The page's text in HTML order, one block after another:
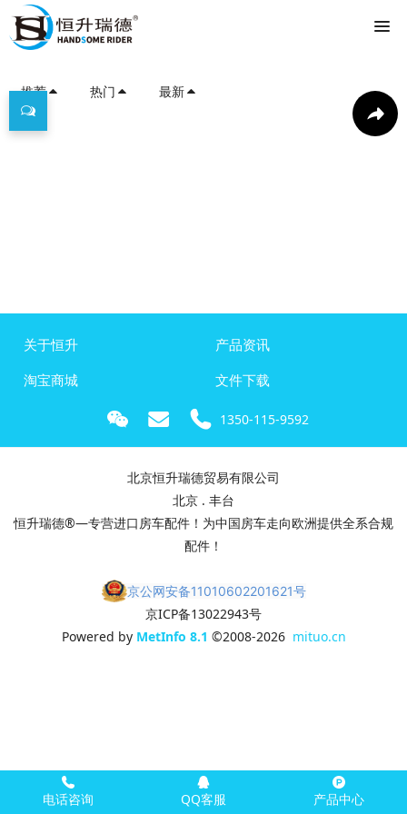
推荐 热门 最新
关于恒升
产品资讯
淘宝商城
文件下载
1350-115-9592
北京恒升瑞德贸易有限公司
北京 . 丰台
恒升瑞德®—专营进口房车配件！为中国房车走向欧洲提供全系合规
配件！
京公网安备11010602201621号
京ICP备13022943号
Powered by MetInfo 8.1 ©2008-2026 mituo.cn
电话咨询 QQ客服 产品中心